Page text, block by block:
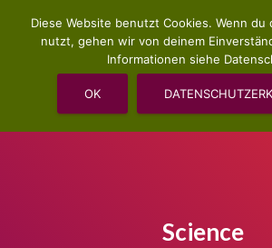
Science
Diese Website benutzt Cookies. Wenn
nutzt, gehen wir von deinem
Informationen siehe
OK